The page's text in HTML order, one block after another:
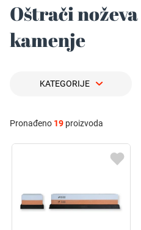
Oštrači
kamenje
KATEGORIJE
Pronađeno 19 proizvoda